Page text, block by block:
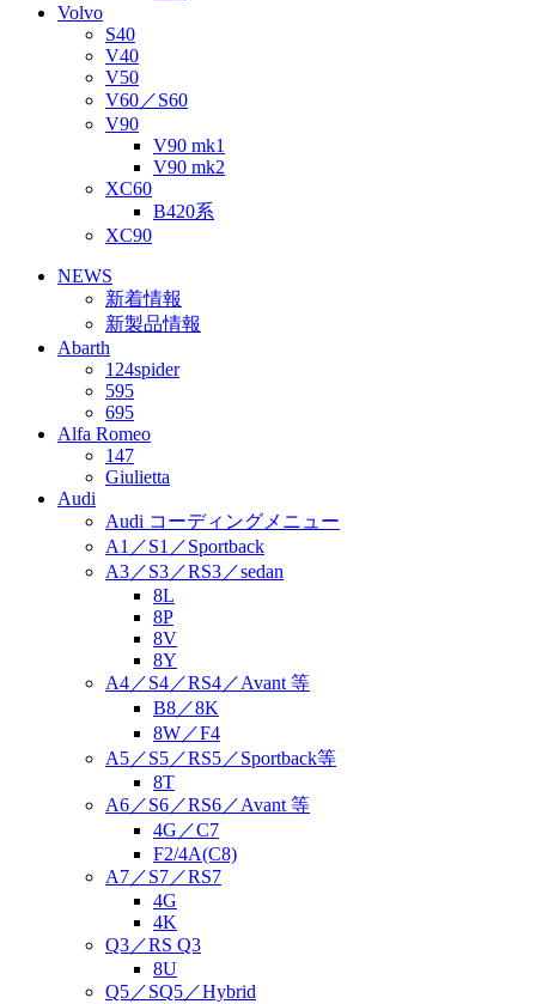
Volvo
S40
V40
V50
V60／S60
V90
V90 mk1
V90 mk2
XC60
B420系
XC90
NEWS
新着情報
新製品情報
Abarth
124spider
595
695
Alfa Romeo
147
Giulietta
Audi
Audi コーディングメニュー
A1／S1／Sportback
A3／S3／RS3／sedan
8L
8P
8V
8Y
A4／S4／RS4／Avant 等
B8／8K
8W／F4
A5／S5／RS5／Sportback等
8T
A6／S6／RS6／Avant 等
4G／C7
F2/4A(C8)
A7／S7／RS7
4G
4K
Q3／RS Q3
8U
Q5／SQ5／Hybrid